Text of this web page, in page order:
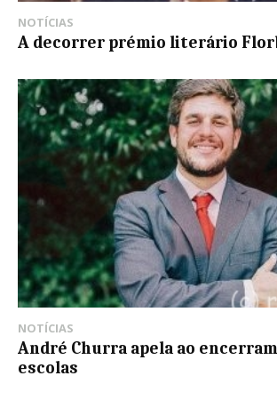
NOTÍCIAS
A decorrer prémio literário
NOTÍCIAS
André Churra apela ao
escolas